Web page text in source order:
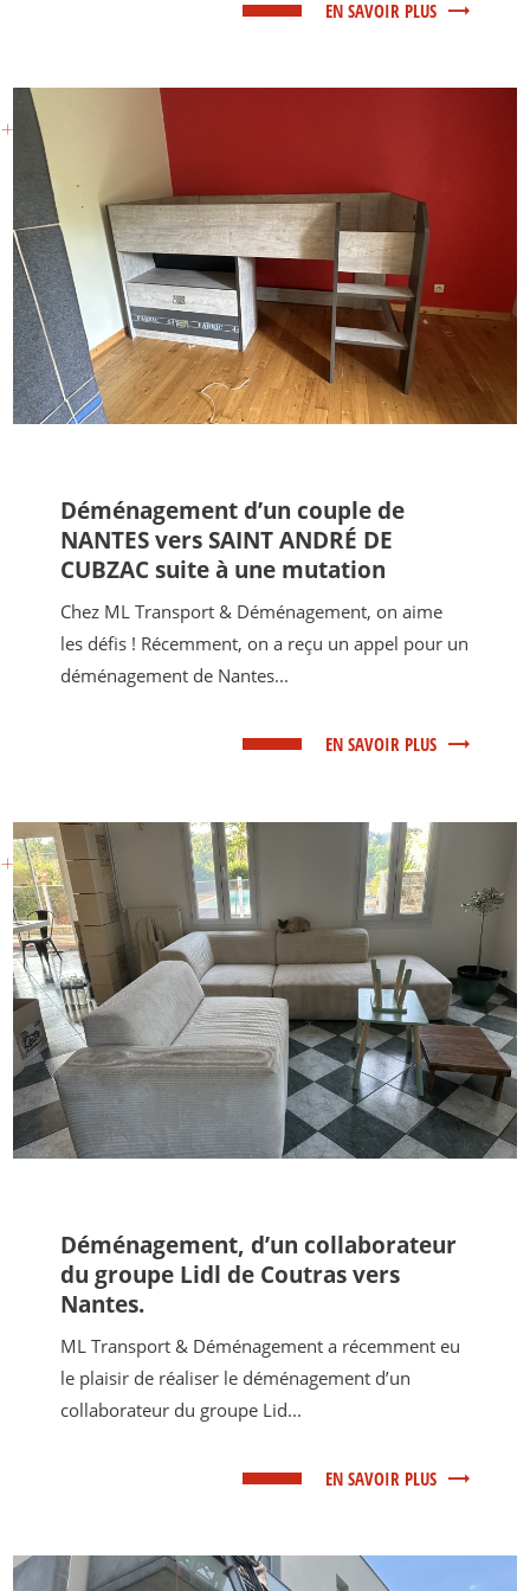
EN SAVOIR PLUS
Déménagement d’un couple de
NANTES vers SAINT ANDRÉ DE
CUBZAC suite à une mutation
Chez ML Transport & Déménagement, on aime
les défis ! Récemment, on a reçu un appel pour un
déménagement de Nantes...
EN SAVOIR PLUS
Déménagement, d’un collaborateur
du groupe Lidl de Coutras vers
Nantes.
ML Transport & Déménagement a récemment eu
le plaisir de réaliser le déménagement d’un
collaborateur du groupe Lid...
EN SAVOIR PLUS